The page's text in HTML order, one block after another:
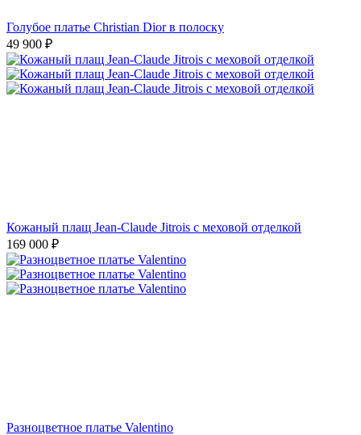
Голубое платье Christian Dior в полоску
49 900 ₽
Кожаный плащ Jean-Claude Jitrois с меховой отделкой
169 000 ₽
Разноцветное платье Valentino